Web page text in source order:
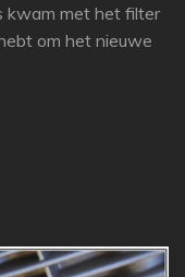
kwam met het filter
om het nieuwe